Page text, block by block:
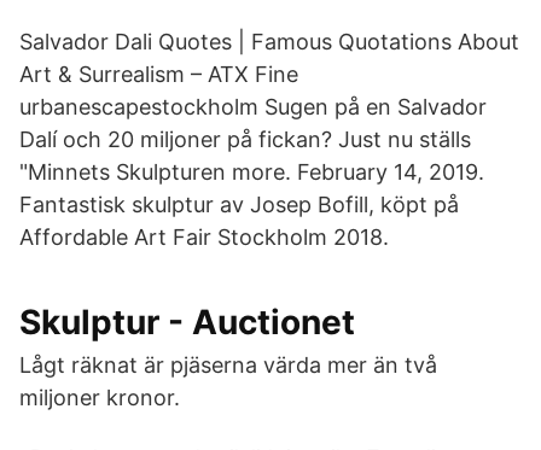
Salvador Dali Quotes | Famous Quotations About
Art & Surrealism – ATX Fine
urbanescapestockholm Sugen på en Salvador
Dalí och 20 miljoner på fickan? Just nu ställs
"Minnets Skulpturen more. February 14, 2019.
Fantastisk skulptur av Josep Bofill, köpt på
Affordable Art Fair Stockholm 2018.
Skulptur - Auctionet
Lågt räknat är pjäserna värda mer än två
miljoner kronor.